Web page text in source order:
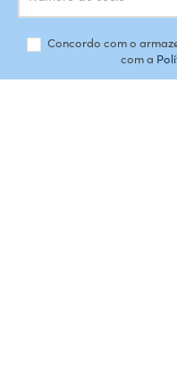
Concordo com o
com a